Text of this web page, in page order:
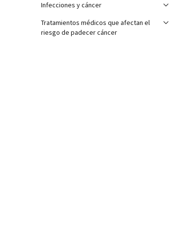
Infecciones y cáncer
Tratamientos médicos que afectan el
riesgo de padecer cáncer